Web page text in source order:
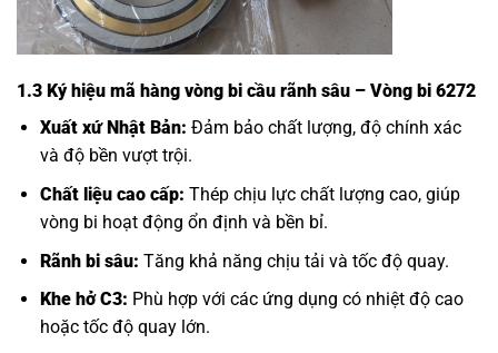
1.3 Ký hiệu mã hàng vòng bi cầu rãnh sâu – Vòng bi 6272
Xuất xứ Nhật Bản: Đảm bảo chất lượng, độ chính xác
và độ bền vượt trội.
Chất liệu cao cấp: Thép chịu lực chất lượng cao, giúp
vòng bi hoạt động ổn định và bền bỉ.
Rãnh bi sâu: Tăng khả năng chịu tải và tốc độ quay.
Khe hở C3: Phù hợp với các ứng dụng có nhiệt độ cao
hoặc tốc độ quay lớn.